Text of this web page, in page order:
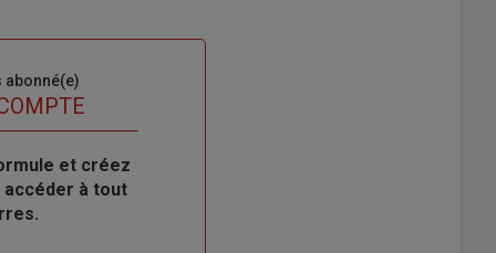
abonné(e)
et créez
à tout